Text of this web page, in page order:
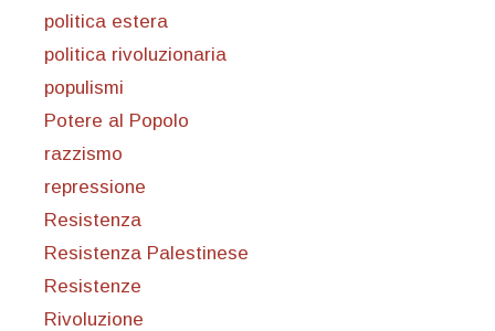
politica estera
politica rivoluzionaria
populismi
Potere al Popolo
razzismo
repressione
Resistenza
Resistenza Palestinese
Resistenze
Rivoluzione